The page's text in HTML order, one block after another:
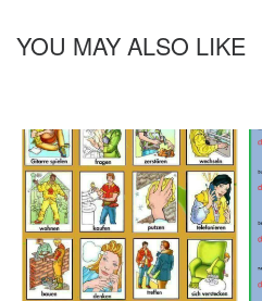
YOU MAY ALSO LIKE